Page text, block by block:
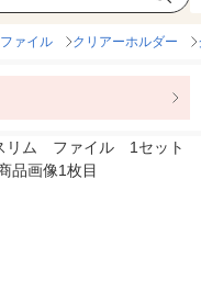
ファイル クリアーホルダー